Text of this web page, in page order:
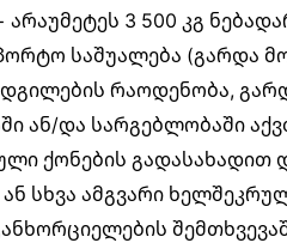
3 500 კგ
საშუალება (გარდა
რაოდენობა,
ან/და სარგებლობაში
ქონების გადასახადით
სხვა ამგვარი